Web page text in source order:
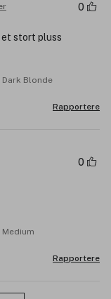
0
et stort pluss
Blonde
Rapportere
0
Rapportere